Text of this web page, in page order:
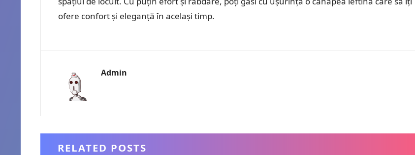
ofere confort și eleganță în același timp.
Admin
RELATED POSTS